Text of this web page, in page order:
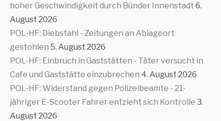
hoher Geschwindigkeit durch Bünder Innenstadt 6.
August 2026
POL-HF: Diebstahl - Zeitungen an Ablageort
gestohlen 5. August 2026
POL-HF: Einbruch in Gaststätten - Täter versucht in
Cafe und Gaststätte einzubrechen 4. August 2026
POL-HF: Widerstand gegen Polizeibeamte - 21-
jähriger E-Scooter Fahrer entzieht sich Kontrolle 3.
August 2026